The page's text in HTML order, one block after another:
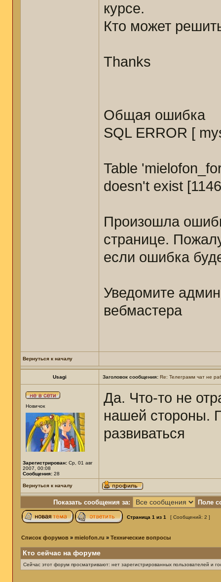
курсе.
Кто может
Thanks
Общая ошибка
SQL ERROR [
Table
doesn't exist
Произошла
странице.
если ошибка
Уведомите
вебмастера
Вернуться к началу
Usagi Заголовок сообщения: Re: Телеграмм чат не
Новичок
Зарегистрирован: Ср, 01 авг
2007, 00:08
Сообщения: 28
Да. Что-то не
нашей стороны.
развиваться
Вернуться к началу
Показать сообщения за: Поле
Страница 1 из 1 [ Сообщений: 2 ]
Список форумов » mielofon.ru » Технические вопросы
Кто сейчас на форуме
Сейчас этот форум просматривают: нет зарегистрированных пользователей и